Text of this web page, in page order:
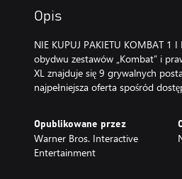
Opis
NIE KUPUJ PAKIETU KOMBAT 1
obydwu zestawów „Kombat” i
XL znajduje się 9 grywalnych
najpełniejsza oferta spośród
Opublikowane przez
Warner Bros. Interactive
Entertainment